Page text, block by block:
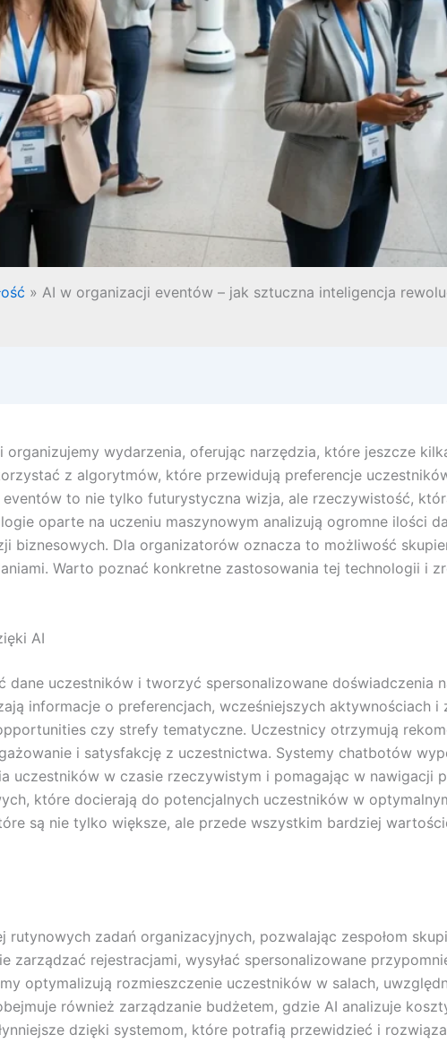
AI w organizacji eventów – jak sztuczna inteligencja
wydarzenia, oferując narzędzia, które jeszcze
z algorytmów, które przewidują preferencje
to nie tylko futurystyczna wizja, ale rzeczywistość,
oparte na uczeniu maszynowym analizują ogromne ilości
biznesowych. Dla organizatorów oznacza to możliwość
Warto poznać konkretne zastosowania tej technologii i
AI
dane uczestników i tworzyć spersonalizowane doświadczenia
informacje o preferencjach, wcześniejszych aktywnościach i
czy strefy tematyczne. Uczestnicy otrzymują
i satysfakcję z uczestnictwa. Systemy chatbotów
uczestników w czasie rzeczywistym i pomagając w nawigacji
które docierają do potencjalnych uczestników w
są nie tylko większe, ale przede wszystkim bardziej
zadań organizacyjnych, pozwalając zespołom
zarządzać rejestracjami, wysyłać spersonalizowane
optymalizują rozmieszczenie uczestników w salach,
również zarządzanie budżetem, gdzie AI analizuje
dzięki systemom, które potrafią przewidzieć i